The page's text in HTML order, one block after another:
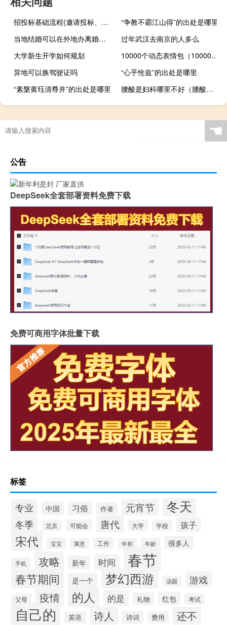
招投标基础流程(邀请投标、文件评审、合同签订、验收和支付)
“争教不霸江山得”的出处是哪里
当地结婚可以在外地办离婚手续吗
过年武汉去南京的人多么
大学新生开学如何规划
10000个动态表情包（10000gd测速）
异地可以换驾驶证吗
“心乎怆兹”的出处是哪里
“素槃黄珏清尊并”的出处是哪里
腰酸是妇科哪里不好（腰酸是妇科病吗）
联合国安理会将再次召开紧急会议讨论巴以冲突问题
☚
公告
DeepSeek全套部署资料免费下载
免费可商用字体批量下载
标签
专业 中国 习俗 作者 元宵节 冬天
冬季 北京 可能会 唐代 大学 学校 孩子
宋代 宝宝 寓意 工作 年初 年龄 很多人
手机 攻略 新年 时间 春节
春节期间 是一个 梦幻西游 汤圆 游戏
父母 疫情 的人 的是 礼物 红包 考试
自己的 英语 诗人 诗词 费用 还不